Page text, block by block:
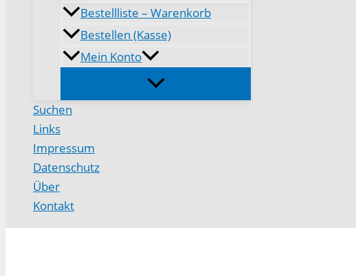
Bestellliste – Warenkorb
Bestellen (Kasse)
Mein Konto
Suchen
Links
Impressum
Datenschutz
Über
Kontakt